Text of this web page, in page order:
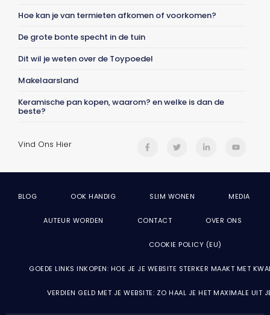
Hoe kan je van termieten afkomen of voorkomen?
De grote bonte specht in de tuin
Dit wil je weten over de Toypoedel
Makelaarsland
Keramische pan kopen, waarom? en welke is dan de
beste?
Vind Ons Hier
BLOG OOK HANDIG SLIM WONEN MEDIA
AUTEUR WORDEN CONTACT OVER ONS
COOKIE POLICY (EU)
GOEDE LINKS INKOPEN: HOE JE JE WEBSITE STERKER MAAKT MET
VERDIEN GELD MET JE WEBSITE: ZO HAAL JE HET MAXIMALE UIT